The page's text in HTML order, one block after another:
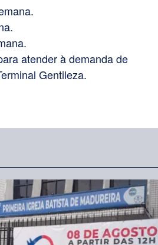
atender à demanda de
Gentileza.